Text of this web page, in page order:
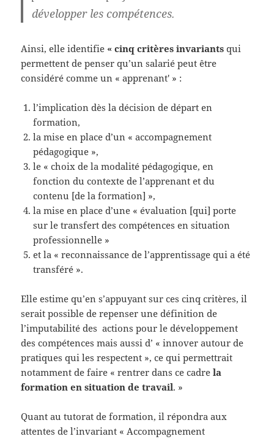
développer les compétences.
Ainsi, elle identifie « cinq critères invariants qui
permettent de penser qu’un salarié peut être
considéré comme un « apprenant' » :
l’implication dès la décision de départ en
formation,
la mise en place d’un « accompagnement
pédagogique »,
le « choix de la modalité pédagogique, en
fonction du contexte de l’apprenant et du
contenu [de la formation] »,
la mise en place d’une « évaluation [qui] porte
sur le transfert des compétences en situation
professionnelle »
et la « reconnaissance de l’apprentissage qui a été
transféré ».
Elle estime qu’en s’appuyant sur ces cinq critères, il
serait possible de repenser une définition de
l’imputabilité des actions pour le développement
des compétences mais aussi d’ « innover autour de
pratiques qui les respectent », ce qui permettrait
notamment de faire « rentrer dans ce cadre la
formation en situation de travail. »
Quant au tutorat de formation, il répondra aux
attentes de l’invariant « Accompagnement